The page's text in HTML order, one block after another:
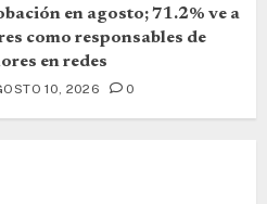
en agosto; 71.2% ve a
como responsables de
en redes
10, 2026 0